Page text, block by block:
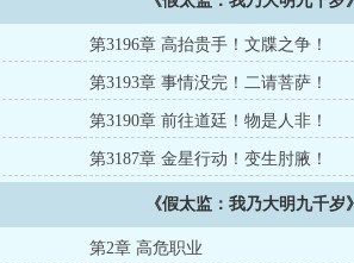
第3196章 高抬贵手！文牒之争！
第3193章 事情没完！二请菩萨！
第3190章 前往道廷！物是人非！
第3187章 金星行动！变生肘腋！
《假太监：我乃大明九千岁
第2章 高危职业